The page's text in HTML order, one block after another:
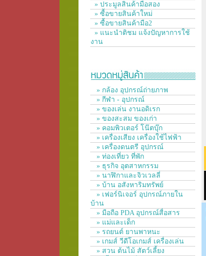
» ประมูลสินค้ามือสอง
» ซื้อขายสินค้าใหม่
» ซื้อขายสินค้ามือ2
» แนะนำติชม แจ้งปัญหาการใช้
งาน
» กล้อง อุปกรณ์ถ่ายภาพ
» กีฬา - อุปกรณ์
» ของเล่น งานอดิเรก
» ของสะสม ของเก่า
» คอมพิวเตอร์ โน๊ตบุ๊ก
» เครื่องเสียง เครื่องใช้ไฟฟ้า
» เครื่องดนตรี อุปกรณ์
» ท่องเที่ยว ที่พัก
» ธุรกิจ อุตสาหกรรม
» นาฬิกาและจิวเวลลี่
» บ้าน อสังหาริมทรัพย์
» เฟอร์นิเจอร์ อุปกรณ์ภายใน
บ้าน
» มือถือ PDA อุปกรณ์สื่อสาร
» แม่และเด็ก
» รถยนต์ ยานพาหนะ
» เกมส์ วีดีโอเกมส์ เครื่องเล่น
» สวน ต้นไม้ สัตว์เลี้ยง